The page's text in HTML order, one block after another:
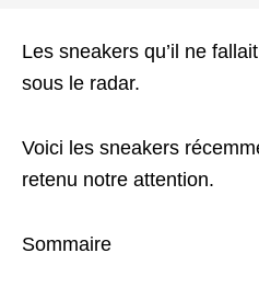
Les sneakers qu’il ne
sous le radar.
Voici les sneakers
retenu notre attention.
Sommaire